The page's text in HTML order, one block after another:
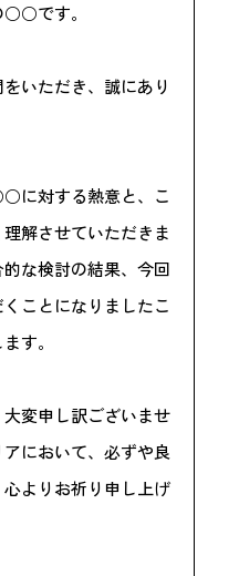
です。
いただき、誠にあり
対する熱意と、こ
解させていただきま
な検討の結果、今回
ことになりましたこ
す。
変申し訳ございませ
において、必ずや良
よりお祈り申し上げ